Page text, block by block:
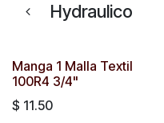
Hydraulico
Manga 1 Malla Textil
100R4 3/4"
$ 11.50